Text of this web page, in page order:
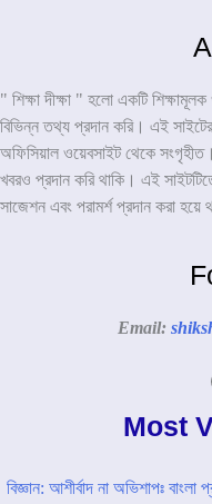
" শিক্ষা দীক্ষা " হলো একটি
বিভিন্ন তথ্য প্রদান করি। এই
অফিসিয়াল ওয়েবসাইট থেকে
খবরও প্রদান করি থাকি। এই
সাজেশন এবং পরামর্শ প্রদান করা হয়ে
Email:
Most
বিজ্ঞান: আশীর্বাদ না অভিশাপঃ